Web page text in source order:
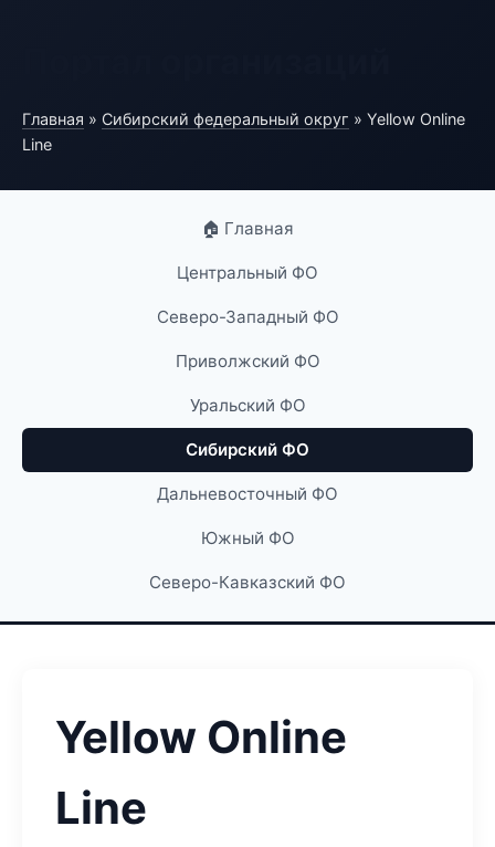
Главная » Сибирский федеральный округ » Yellow Online
Line
🏠 Главная
Центральный ФО
Северо-Западный ФО
Приволжский ФО
Уральский ФО
Сибирский ФО
Дальневосточный ФО
Южный ФО
Северо-Кавказский ФО
Yellow Online
Line